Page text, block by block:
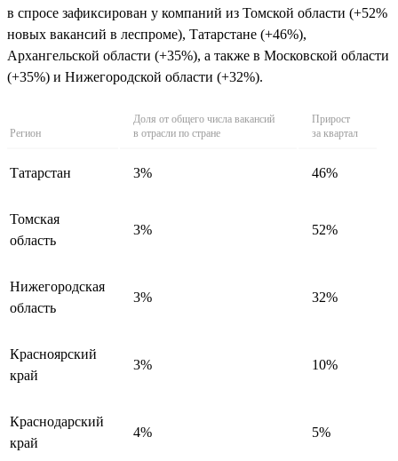
в спросе зафиксирован у компаний из Томской области (+52%
новых вакансий в леспроме), Татарстане (+46%),
Архангельской области (+35%), а также в Московской области
(+35%) и Нижегородской области (+32%).
Регион
Доля от общего числа вакансий
в отрасли по стране
Прирост
за квартал
Татарстан 3% 46%
Томская
область
3% 52%
Нижегородская
область
3% 32%
Красноярский
край
3% 10%
Краснодарский
край
4% 5%